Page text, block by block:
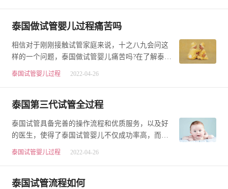
泰国做试管婴儿过程痛苦吗
相信对于刚刚接触试管家庭来说，十之八九会问这
样的一个问题，泰国做试管婴儿痛苦吗?在了解泰国
试管婴儿过程中，网上会经常看到泰国试管婴儿过
泰国试管婴儿过程 2022-04-26
泰国第三代试管全过程
泰国试管具备完善的操作流程和优质服务，以及好
的医生，使得了泰国试管婴儿不仅成功率高，而且
口碑俱佳，备受广大民众的好评和青睐。至今，已
泰国试管婴儿过程 2022-04-26
泰国试管流程如何